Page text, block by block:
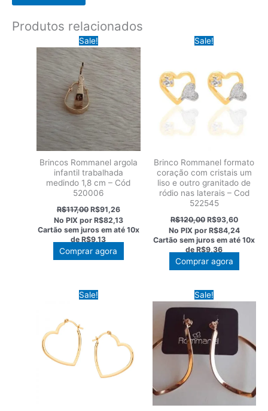
Produtos relacionados
Sale!
Brincos Rommanel argola
infantil trabalhada
medindo 1,8 cm – Cód
520006
R$117,00 O
preço
original
era:
R$117,00.
R$91,26O
preço
atual
é:
R$91,26.
No PIX por R$82,13
Cartão sem juros em até 10x
de R$9,13
Comprar agora
Sale!
Brinco Rommanel formato
coração com cristais um
liso e outro granitado de
ródio nas laterais – Cod
522545
R$120,00 O
preço
original
era:
R$120,00.
R$93,60O
preço
atual
é:
No PIX por R$84,24
Cartão sem juros em até10x
de R$9,36
Comprar agora
Sale! Sale!